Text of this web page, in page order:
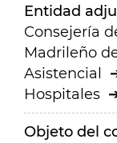
Entidad
Consejería
Madrileño
Asistencial
Hospitales
Objeto del